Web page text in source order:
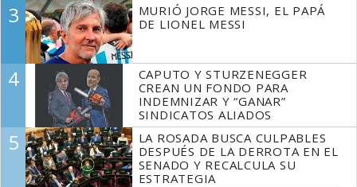
3
MURIÓ JORGE MESSI, EL PAPÁ
DE LIONEL MESSI
4
CAPUTO Y STURZENEGGER
CREAN UN FONDO PARA
INDEMNIZAR Y “GANAR”
SINDICATOS ALIADOS
5
LA ROSADA BUSCA CULPABLES
DESPUÉS DE LA DERROTA EN EL
SENADO Y RECALCULA SU
ESTRATEGIA